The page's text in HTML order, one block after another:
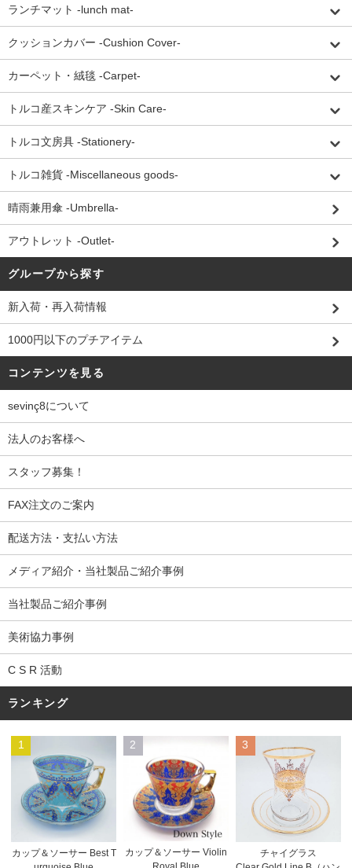
ランチマット -lunch mat-
クッションカバー -Cushion Cover-
カーペット・絨毯 -Carpet-
トルコ産スキンケア -Skin Care-
トルコ文房具 -Stationery-
トルコ雑貨 -Miscellaneous goods-
晴雨兼用傘 -Umbrella-
アウトレット -Outlet-
グループから探す
新入荷・再入荷情報
1000円以下のプチアイテム
コンテンツを見る
sevinç8について
法人のお客様へ
スタッフ募集！
FAX注文のご案内
配送方法・支払い方法
メディア紹介・当社製品ご紹介事例
当社製品ご紹介事例
美術協力事例
C S R 活動
ランキング
1
カップ＆ソーサー Best T
2
カップ＆ソーサー Violin
3
チャイグラス